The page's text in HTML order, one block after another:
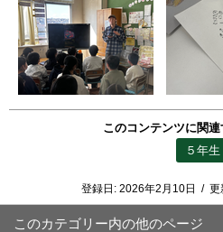
このコンテンツに関
５年生
登録日: 2026年2月10日 / 更
このカテゴリー内の他のページ